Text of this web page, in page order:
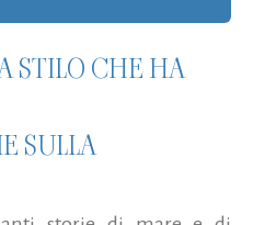
STILO CHE HA
SULLA